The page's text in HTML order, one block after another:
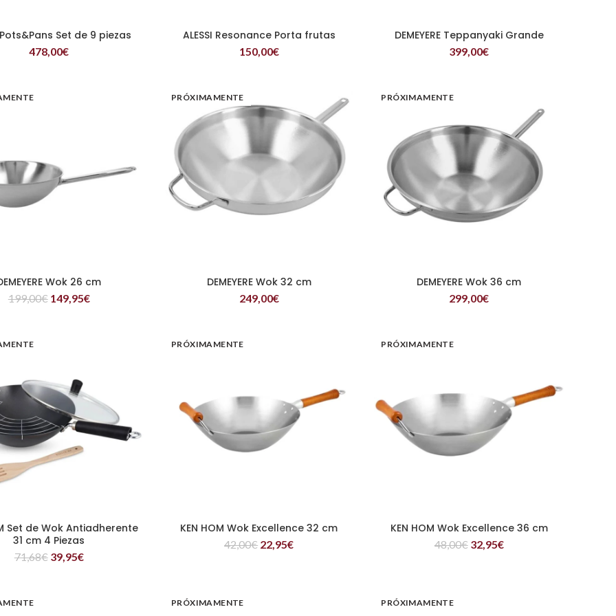
LEER MÁS
Pots&Pans Set de 9 piezas
478,00€
LEER MÁS
ALESSI Resonance Porta frutas
150,00€
LEER MÁS
DEMEYERE Teppanyaki Grande
399,00€
LEER MÁSWok 26 cm
199,00€ 149,95€
PRÓXIMAMENTE
LEER MÁS
DEMEYERE Wok 32 cm
249,00€
PRÓXIMAMENTE
LEER MÁS
DEMEYERE Wok 36 cm
299,00€
LEER MÁS
Set de Wok Antiadherente
31 cm 4 Piezas
71,68€ 39,95€
PRÓXIMAMENTE
LEER MÁS
KEN HOM Wok Excellence 32 cm
42,00€ 22,95€
PRÓXIMAMENTE
LEER MÁS
KEN HOM Wok Excellence 36 cm
48,00€ 32,95€
PRÓXIMAMENTE PRÓXIMAMENTE